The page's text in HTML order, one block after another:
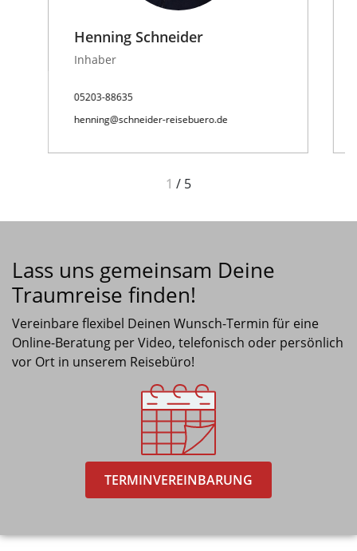
Henning Schneider
Inhaber
05203-88635
henning@schneider-reisebuero.de
1 / 5
Lass uns gemeinsam Deine
Traumreise finden!
Vereinbare flexibel Deinen Wunsch-Termin für eine
Online-Beratung per Video, telefonisch oder persönlich
vor Ort in unserem Reisebüro!
TERMINVEREINBARUNG